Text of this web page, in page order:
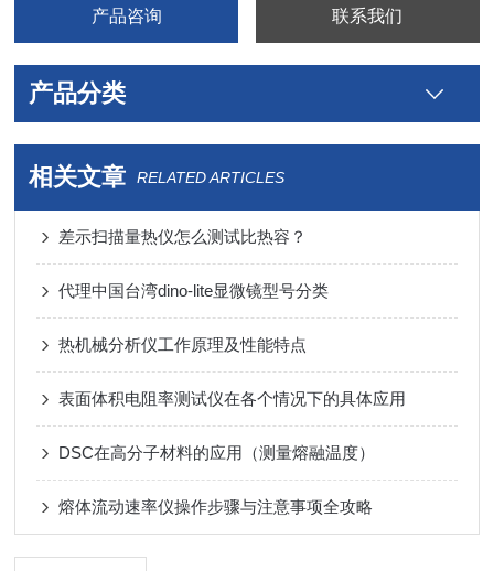
产品咨询 联系我们
产品分类
相关文章 RELATED ARTICLES
差示扫描量热仪怎么测试比热容？
代理中国台湾dino-lite显微镜型号分类
热机械分析仪工作原理及性能特点
表面体积电阻率测试仪在各个情况下的具体应用
DSC在高分子材料的应用（测量熔融温度）
熔体流动速率仪操作步骤与注意事项全攻略